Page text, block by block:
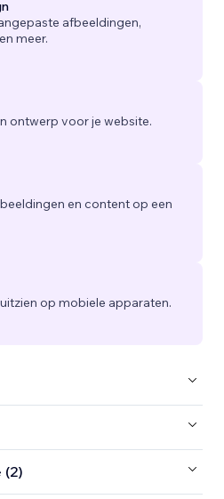
afbeeldingen,
meer.
ontwerp voor je website.
en content op een
op mobiele apparaten.
(2)